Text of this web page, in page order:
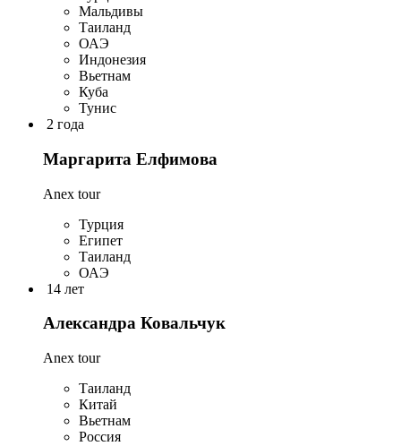
Мальдивы
Таиланд
ОАЭ
Индонезия
Вьетнам
Куба
Тунис
2 года
Маргарита Елфимова
Anex tour
Турция
Египет
Таиланд
ОАЭ
14 лет
Александра Ковальчук
Anex tour
Таиланд
Китай
Вьетнам
Россия